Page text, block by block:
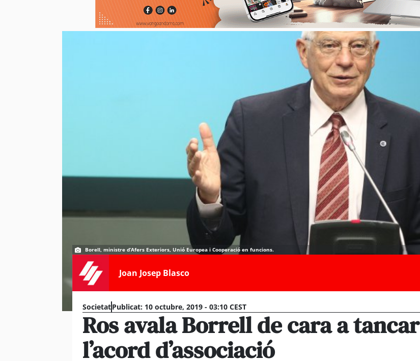
Borell, ministre d’Afers Exteriors, Unió Europea i Cooperació en funcions.
Joan Josep Blasco
SocietatPublicat: 10 octubre, 2019 - 03:10 CEST
Ros avala Borrell de cara a tancar
l’acord d’associació